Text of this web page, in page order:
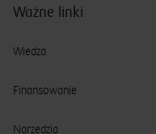
Ważne linki
Wiedza
Finansowanie
Narzędzia